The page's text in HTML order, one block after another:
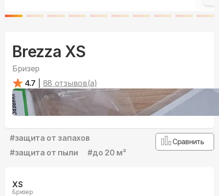
Brezza XS
Бризер
4.7
88 отзывов(а)
#защита от запахов
#защита от пыли #до 20 м²
Сравнить
XS
Бризер